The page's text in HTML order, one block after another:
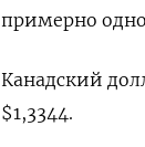
примерно
Канадский
$1,3344.